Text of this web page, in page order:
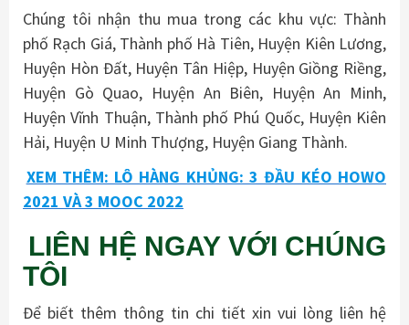
Chúng tôi nhận thu mua trong các khu vực: Thành
phố Rạch Giá, Thành phố Hà Tiên, Huyện Kiên Lương,
Huyện Hòn Đất, Huyện Tân Hiệp, Huyện Giồng Riềng,
Huyện Gò Quao, Huyện An Biên, Huyện An Minh,
Huyện Vĩnh Thuận, Thành phố Phú Quốc, Huyện Kiên
Hải, Huyện U Minh Thượng, Huyện Giang Thành.
XEM THÊM: LÔ HÀNG KHỦNG: 3 ĐẦU KÉO HOWO
2021 VÀ 3 MOOC 2022
LIÊN HỆ NGAY VỚI CHÚNG
TÔI
Để biết thêm thông tin chi tiết xin vui lòng liên hệ